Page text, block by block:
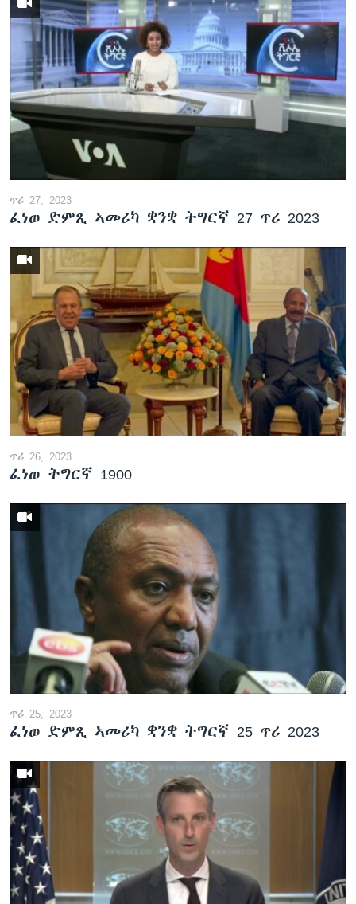
ጥሪ 27, 2023
ፈነወ ድምጺ ኣመሪካ ቋንቋ ትግርኛ 27 ጥሪ 2023
ጥሪ 26, 2023
ፈነወ ትግርኛ 1900
ጥሪ 25, 2023
ፈነወ ድምጺ ኣመሪካ ቋንቋ ትግርኛ 25 ጥሪ 2023